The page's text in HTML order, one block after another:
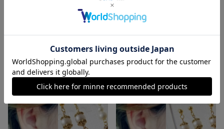
ハーバリウムピアス☆ピンクフラワー☆*。
1,250円
1,280円
残り1点 残り1点